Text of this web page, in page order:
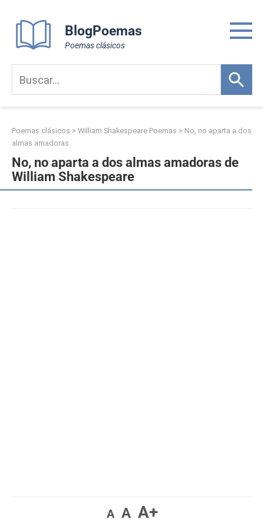
content
BlogPoemas
Poemas clásicos
Poemas clásicos > William Shakespeare Poemas > No, no aparta a dos
almas amadoras
No, no aparta a dos almas amadoras de
William Shakespeare
A A A+